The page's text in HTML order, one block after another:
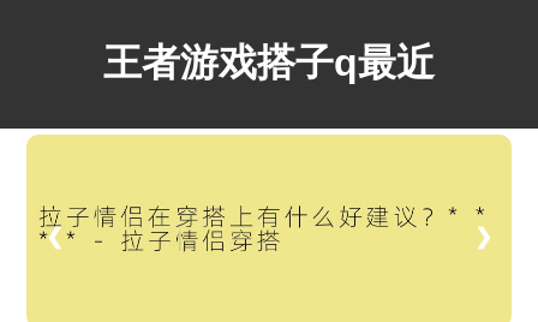
王者游戏搭子q最近
❮ ❯